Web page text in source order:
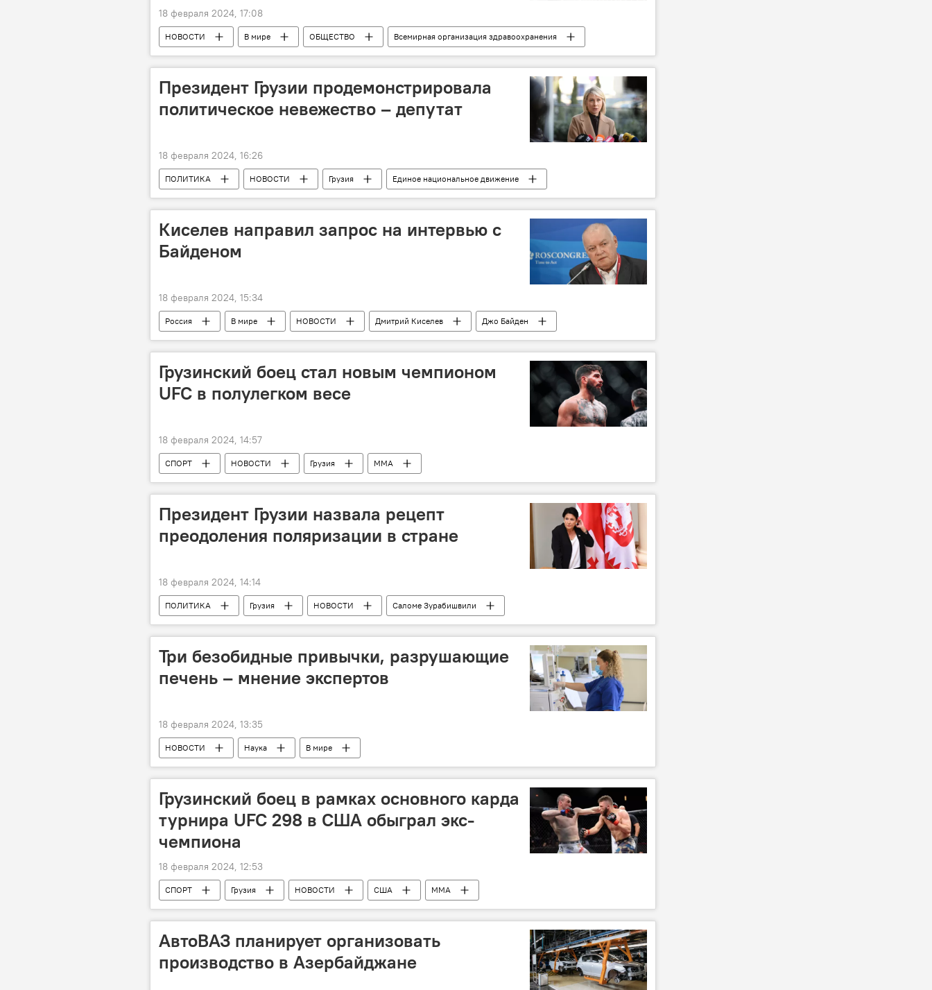
18 февраля 2024, 17:08
НОВОСТИ В мире ОБЩЕСТВО
Всемирная организация здравоохранения
Африка
Президент Грузии продемонстрировала
политическое невежество – депутат
18 февраля 2024, 16:26
ПОЛИТИКА НОВОСТИ Грузия
Единое национальное движение
Грузинская мечта - демократическая Грузия
Саломе Зурабишвили
Киселев направил запрос на интервью с
Байденом
18 февраля 2024, 15:34
Россия В мире НОВОСТИ Дмитрий Киселев
Джо Байден
Владимир Путин
Политика
Грузинский боец стал новым чемпионом
UFC в полулегком весе
18 февраля 2024, 14:57
СПОРТ НОВОСТИ Грузия ММА
Президент Грузии назвала рецепт
преодоления поляризации в стране
18 февраля 2024, 14:14
ПОЛИТИКА Грузия НОВОСТИ
Саломе Зурабишвили
Парламент Грузии
Парламентские выборы в Грузии 2024 Грузия - Евросоюз
Три безобидные привычки, разрушающие
печень – мнение экспертов
18 февраля 2024, 13:35
НОВОСТИ Наука В мире
Грузинский боец в рамках основного карда
турнира UFC 298 в США обыграл экс-
чемпиона
18 февраля 2024, 12:53
СПОРТ Грузия НОВОСТИ США ММА
АвтоВАЗ планирует организовать
производство в Азербайджане